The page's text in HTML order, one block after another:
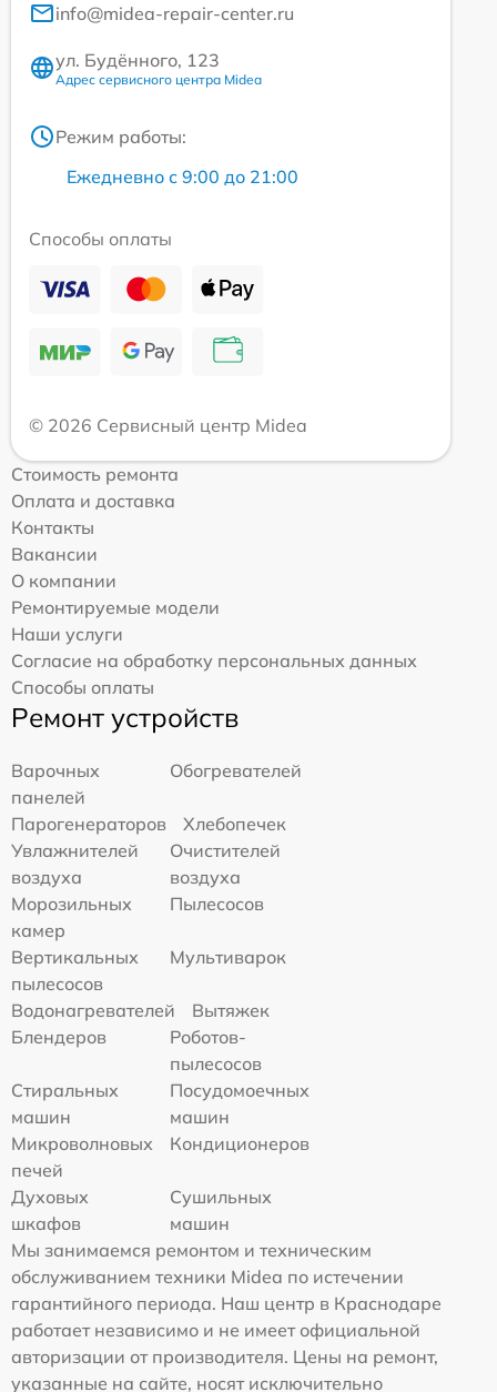
info@midea-repair-center.ru
ул. Будённого, 123
Адрес сервисного центра Midea
Режим работы:
Ежедневно с 9:00 до 21:00
Способы оплаты
© 2026 Сервисный центр Midea
Стоимость ремонта
Оплата и доставка
Контакты
Вакансии
О компании
Ремонтируемые модели
Наши услуги
Согласие на обработку персональных данных
Способы оплаты
Ремонт устройств
Варочных
панелей
Обогревателей
Парогенераторов
Хлебопечек
Увлажнителей
воздуха
Очистителей
воздуха
Морозильных
камер
Пылесосов
Вертикальных
пылесосов
Мультиварок
Водонагревателей
Вытяжек
Блендеров
Роботов-
пылесосов
Стиральных
машин
Посудомоечных
машин
Микроволновых
печей
Кондиционеров
Духовых
шкафов
Сушильных
машин
Мы занимаемся ремонтом и техническим
обслуживанием техники Midea по истечении
гарантийного периода. Наш центр в Краснодаре
работает независимо и не имеет официальной
авторизации от производителя. Цены на ремонт,
указанные на сайте, носят исключительно